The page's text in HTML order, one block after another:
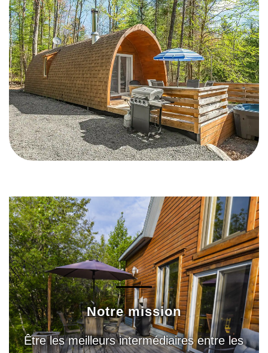
Notre mission
Être les meilleurs intermédiaires entre les